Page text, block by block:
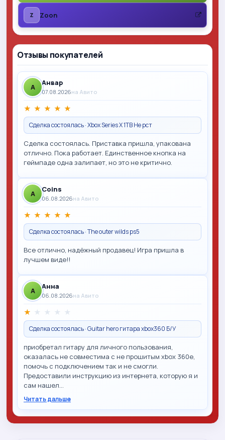
Отзывы покупателей
A Анвар
07.08.2026на Авито
★ ★ ★ ★ ★
Сделка состоялась · Xbox Series X 1TB Не рст
Сделка состоялась. Приставка пришла, упакована
отлично. Пока работает. Единственное кнопка на
геймпаде одна залипает, но это не критично.
A Coins
06.08.2026на Авито
★ ★ ★ ★ ★
Сделка состоялась · The outer wilds ps5
Все отлично, надёжный продавец! Игра пришла в
лучшем виде!!
A Анна
06.08.2026на Авито
★ ★ ★ ★ ★
Сделка состоялась · Guitar hero гитара xbox360 Б/У
приобретал гитару для личного пользования,
оказалась не совместима с не прошитым xbox 360e,
помочь с подключением так и не смогли.
Предоставили инструкцию из интернета, которую я и
сам нашел…
Читать дальше
Z Zoon